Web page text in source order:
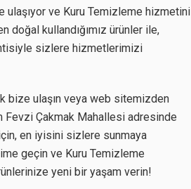
ulaşıyor ve Kuru Temizleme hizmetini
doğal kullandığımız ürünler ile,
sizlere hizmetlerimizi
bize ulaşın veya web sitemizden
Fevzi Çakmak Mahallesi adresinde
en iyisini sizlere sunmaya
geçin ve Kuru Temizleme
yeni bir yaşam verin!